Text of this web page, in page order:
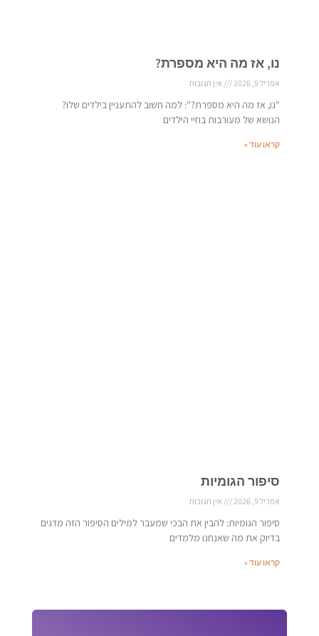
נו, אז מה היא מספרת?
אפריל 9, 2026 אין תגובות
"נו, אז מה היא מספרת?": למה חשוב להתעניין בילדים שלו?
הנושא של מעורבות בחיי הילדים
קראו עוד »
סיפור הגומיות
אפריל 9, 2026 אין תגובות
סיפור הגומיות: להבין את הבכי שמעבר למילים הסיפור הזה מדגים
בדיוק את מה שאנחנו מלמדים
קראו עוד »